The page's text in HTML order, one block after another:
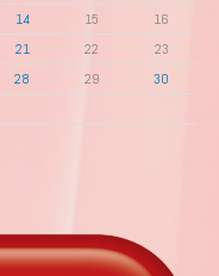
14 15
16
21 22
23
28 29
30